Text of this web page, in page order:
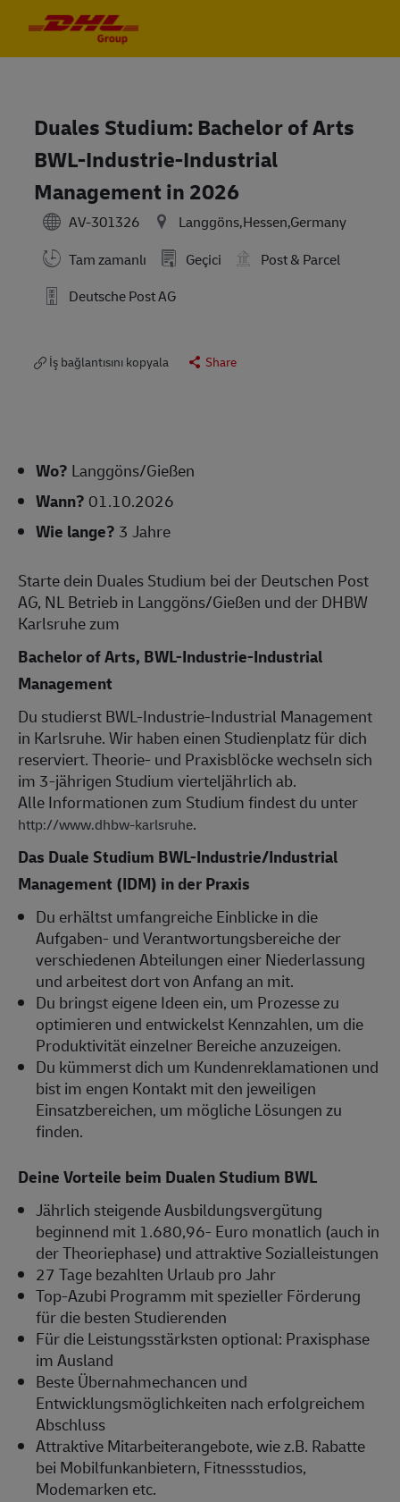
Duales Studium: Bachelor of Arts
BWL-Industrie-Industrial
Management in 2026
AV-301326
Langgöns,Hessen,Germany
Tam zamanlı
Geçici
Post & Parcel
Deutsche Post AG
İş bağlantısını kopyala Share
Wo? Langgöns/Gießen
Wann? 01.10.2026
Wie lange? 3 Jahre
Starte dein Duales Studium bei der Deutschen Post
AG, NL Betrieb in Langgöns/Gießen und der DHBW
Karlsruhe zum
Bachelor of Arts, BWL-Industrie-Industrial
Management
Du studierst BWL-Industrie-Industrial Management
in Karlsruhe. Wir haben einen Studienplatz für dich
reserviert. Theorie- und Praxisblöcke wechseln sich
im 3-jährigen Studium vierteljährlich ab.
Alle Informationen zum Studium findest du unter
http://www.dhbw-karlsruhe.
Das Duale Studium BWL-Industrie/Industrial
Management (IDM) in der Praxis
Du erhältst umfangreiche Einblicke in die
Aufgaben- und Verantwortungsbereiche der
verschiedenen Abteilungen einer Niederlassung
und arbeitest dort von Anfang an mit.
Du bringst eigene Ideen ein, um Prozesse zu
optimieren und entwickelst Kennzahlen, um die
Produktivität einzelner Bereiche anzuzeigen.
Du kümmerst dich um Kundenreklamationen und
bist im engen Kontakt mit den jeweiligen
Einsatzbereichen, um mögliche Lösungen zu
finden.
Deine Vorteile beim Dualen Studium BWL
Jährlich steigende Ausbildungsvergütung
beginnend mit 1.680,96- Euro monatlich (auch in
der Theoriephase) und attraktive Sozialleistungen
27 Tage bezahlten Urlaub pro Jahr
Top-Azubi Programm mit spezieller Förderung
für die besten Studierenden
Für die Leistungsstärksten optional: Praxisphase
im Ausland
Beste Übernahmechancen und
Entwicklungsmöglichkeiten nach erfolgreichem
Abschluss
Attraktive Mitarbeiterangebote, wie z.B. Rabatte
bei Mobilfunkanbietern, Fitnessstudios,
Modemarken etc.